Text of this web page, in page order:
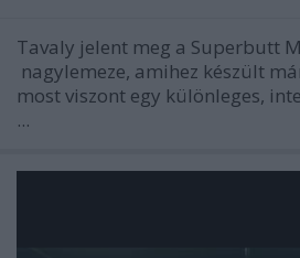
Tavaly jelent meg a Superbutt
nagylemeze, amihez készült
most viszont egy különleges,
...